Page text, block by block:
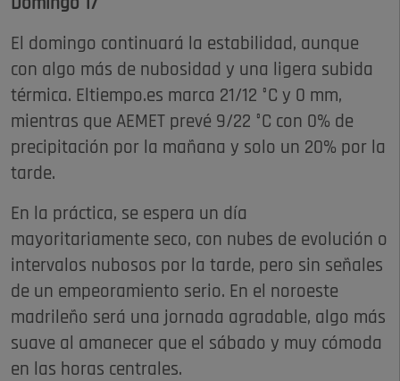
Domingo 17
El domingo continuará la estabilidad, aunque
con algo más de nubosidad y una ligera subida
térmica. Eltiempo.es marca 21/12 °C y 0 mm,
mientras que AEMET prevé 9/22 °C con 0% de
precipitación por la mañana y solo un 20% por la
tarde.
En la práctica, se espera un día
mayoritariamente seco, con nubes de evolución o
intervalos nubosos por la tarde, pero sin señales
de un empeoramiento serio. En el noroeste
madrileño será una jornada agradable, algo más
suave al amanecer que el sábado y muy cómoda
en las horas centrales.